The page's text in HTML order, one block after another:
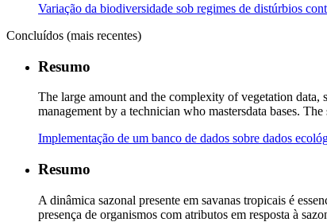
Variação da biodiversidade sob regimes de distúrbios
Concluídos (mais recentes)
Resumo
The large amount and the complexity of vegetation data,
management by a technician who mastersdata bases.
Implementação de um banco de dados sobre dados
Resumo
A dinâmica sazonal presente em savanas tropicais é
presença de organismos com atributos em resposta à